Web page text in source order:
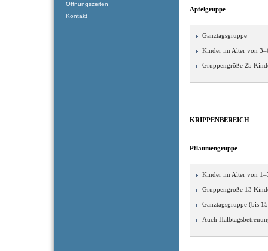
Apfelgruppe
Ganztagsgruppe
Kinder im Alter von
Gruppengröße 25
KRIPPENBEREICH
Pflaumengruppe
Kinder im Alter von
Gruppengröße 13
Ganztagsgruppe (bis
Auch
Öffnungszeiten
Kontakt